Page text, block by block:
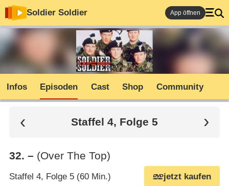
Soldier Soldier App öffnen
Infos Episoden Cast Shop Community
Staffel 4, Folge 5
32. – (Over The Top)
Staffel 4, Folge 5 (60 Min.) jetzt kaufen